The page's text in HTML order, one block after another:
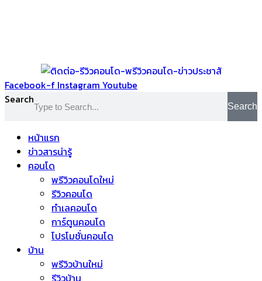
Facebook-f Instagram Youtube
Search
Search
หน้าแรก
ข่าวสารน่ารู้
คอนโด
พรีวิวคอนโดใหม่
รีวิวคอนโด
ทำเลคอนโด
การ์ตูนคอนโด
โปรโมชั่นคอนโด
บ้าน
พรีวิวบ้านใหม่